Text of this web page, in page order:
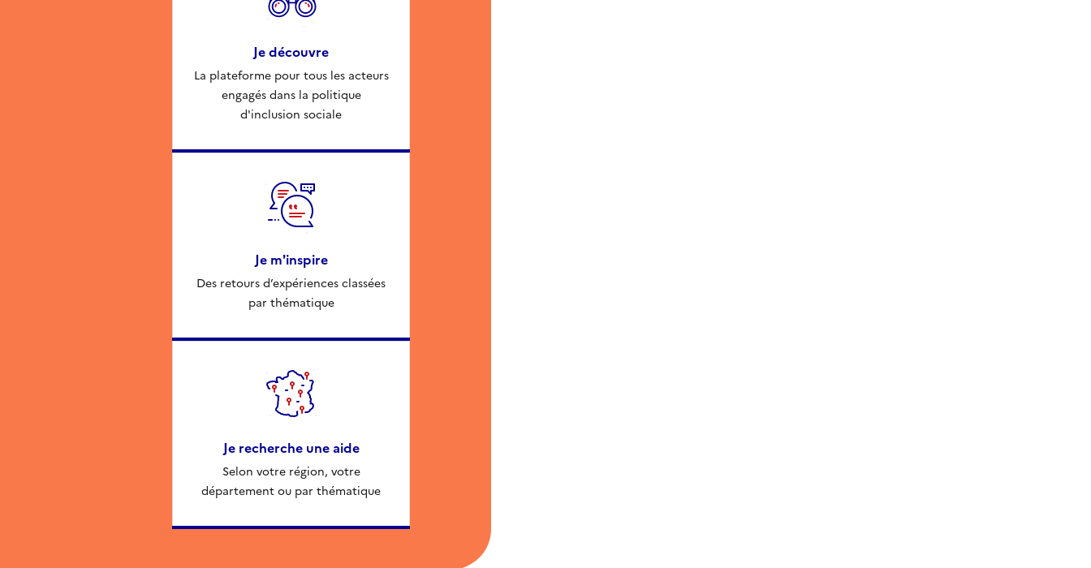
Je découvre
La plateforme pour tous les acteurs
engagés dans la politique
d'inclusion sociale
Je m'inspire
Des retours d’expériences classées
par thématique
Je recherche une aide
Selon votre région, votre
département ou par thématique